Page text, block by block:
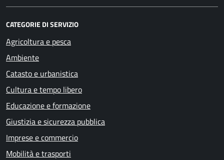
CATEGORIE DI SERVIZIO
Agricoltura e pesca
Ambiente
Catasto e urbanistica
Cultura e tempo libero
Educazione e formazione
Giustizia e sicurezza pubblica
Imprese e commercio
Mobilità e trasporti